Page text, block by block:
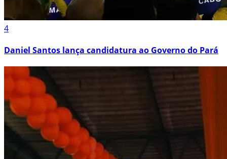
4
Daniel Santos lança candidatura ao Governo do Pará